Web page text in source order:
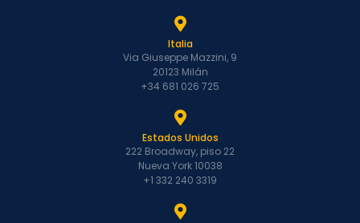
Italia
Via Giuseppe Mazzini, 9
20123 Milán
+34 681 026 725
Estados Unidos
222 Broadway, piso 22
Nueva York 10038
+1 332 240 3319